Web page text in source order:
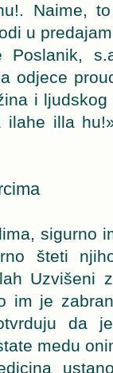
Naime,
u
odjece
i
ilahe illa
sigurno
šteti
Uzvišeni
im je
da
medu